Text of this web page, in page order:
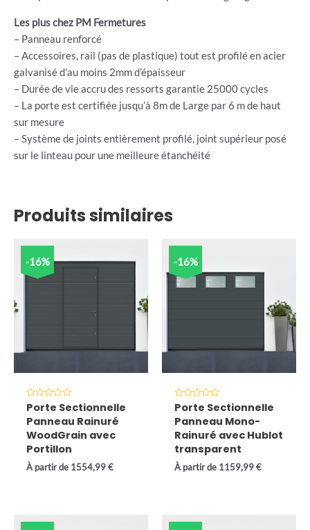
Les plus chez PM Fermetures
– Panneau renforcé
– Accessoires, rail (pas de plastique) tout est profilé en acier
galvanisé d’au moins 2mm d’épaisseur
– Durée de vie accru des ressorts garantie 25000 cycles
– La porte est certifiée jusqu’à 8m de Large par 6 m de haut
sur mesure
– Système de joints entièrement profilé, joint supérieur posé
sur le linteau pour une meilleure étanchéité
Produits similaires
-16%
Note
0
sur
Porte Sectionnelle
Panneau Rainuré
WoodGrain avec
Portillon
À partir de 1554,99€
-16%
Note
0
sur
Porte Sectionnelle
Panneau Mono-
Rainuré avec Hublot
transparent
À partir de 1159,99€